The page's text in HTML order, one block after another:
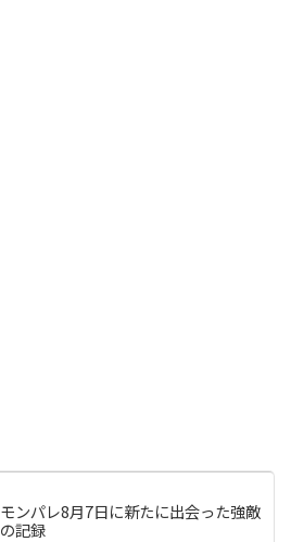
モンパレ8月7日に新たに出会った強敵
の記録